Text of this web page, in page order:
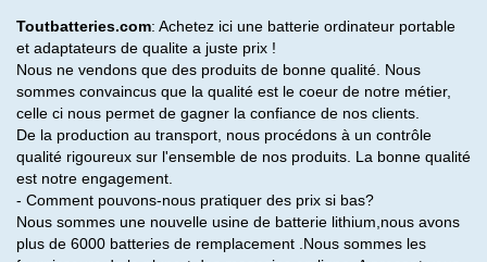
Toutbatteries.com: Achetez ici une batterie ordinateur portable
et adaptateurs de qualite a juste prix !
Nous ne vendons que des produits de bonne qualité. Nous
sommes convaincus que la qualité est le coeur de notre métier,
celle ci nous permet de gagner la confiance de nos clients.
De la production au transport, nous procédons à un contrôle
qualité rigoureux sur l'ensemble de nos produits. La bonne qualité
est notre engagement.
- Comment pouvons-nous pratiquer des prix si bas?
Nous sommes une nouvelle usine de batterie lithium,nous avons
plus de 6000 batteries de remplacement .Nous sommes les